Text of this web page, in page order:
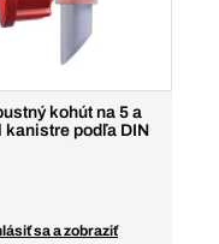
kohút na 5 a
kanistre podľa DIN
sa a zobraziť